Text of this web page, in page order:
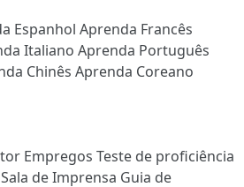
Espanhol Aprenda Francês
Italiano Aprenda Português
Chinês Aprenda Coreano
Empregos Teste de proficiência
Sala de Imprensa Guia de